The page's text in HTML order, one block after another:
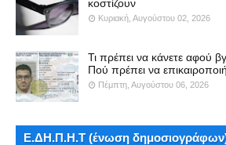
κοστίζουν
Κυριακή, Αυγούστου 02, 2026
Τι πρέπει να κάνετε αφού
Πού πρέπει να
Πέμπτη, Αυγούστου 06, 2026
Ε.ΔΗ.Π.Η.Τ (ένωση